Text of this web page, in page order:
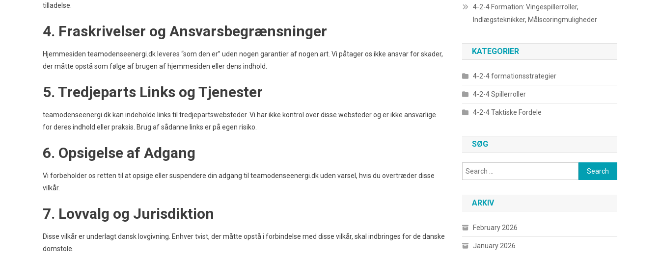
tilladelse.
4. Fraskrivelser og Ansvarsbegrænsninger
Hjemmesiden teamodenseenergi.dk leveres “som den er” uden nogen garantier af nogen art. Vi påtager os ikke ansvar for skader,
der måtte opstå som følge af brugen af hjemmesiden eller dens indhold.
5. Tredjeparts Links og Tjenester
teamodenseenergi.dk kan indeholde links til tredjepartswebsteder. Vi har ikke kontrol over disse websteder og er ikke ansvarlige
for deres indhold eller praksis. Brug af sådanne links er på egen risiko.
6. Opsigelse af Adgang
Vi forbeholder os retten til at opsige eller suspendere din adgang til teamodenseenergi.dk uden varsel, hvis du overtræder disse
vilkår.
7. Lovvalg og Jurisdiktion
Disse vilkår er underlagt dansk lovgivning. Enhver tvist, der måtte opstå i forbindelse med disse vilkår, skal indbringes for de danske
domstole.
4-2-4 Formation: Vingespillerroller,
Indlægsteknikker, Målscoringmuligheder
KATEGORIER
4-2-4 formationsstrategier
4-2-4 Spillerroller
4-2-4 Taktiske Fordele
SØG
Search
for:
ARKIV
February 2026
January 2026